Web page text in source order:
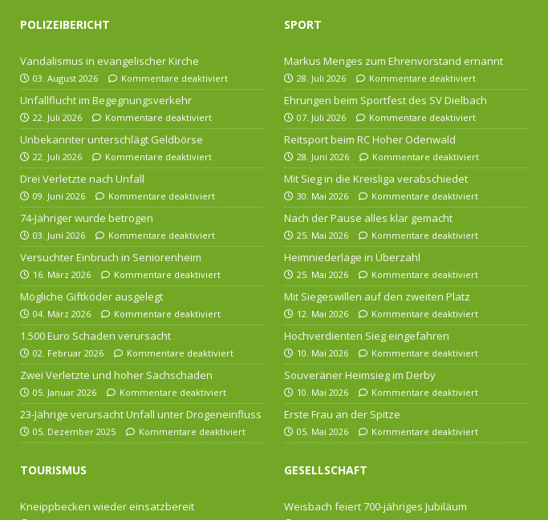
POLIZEIBERICHT
Vandalismus in evangelischer Kirche
03. August 2026 Kommentare deaktiviert
Unfallflucht im Begegnungsverkehr
22. Juli 2026 Kommentare deaktiviert
Unbekannter unterschlägt Geldbörse
22. Juli 2026 Kommentare deaktiviert
Drei Verletzte nach Unfall
09. Juni 2026 Kommentare deaktiviert
74-Jähriger wurde betrogen
03. Juni 2026 Kommentare deaktiviert
Versuchter Einbruch in Seniorenheim
16. März 2026 Kommentare deaktiviert
Mögliche Giftköder ausgelegt
04. März 2026 Kommentare deaktiviert
1.500 Euro Schaden verursacht
02. Februar 2026 Kommentare deaktiviert
Zwei Verletzte und hoher Sachschaden
05. Januar 2026 Kommentare deaktiviert
23-Jährige verursacht Unfall unter Drogeneinfluss
05. Dezember 2025 Kommentare deaktiviert
TOURISMUS
Kneippbecken wieder einsatzbereit
SPORT
Markus Menges zum Ehrenvorstand ernannt
28. Juli 2026 Kommentare deaktiviert
Ehrungen beim Sportfest des SV Dielbach
07. Juli 2026 Kommentare deaktiviert
Reitsport beim RC Hoher Odenwald
28. Juni 2026 Kommentare deaktiviert
Mit Sieg in die Kreisliga verabschiedet
30. Mai 2026 Kommentare deaktiviert
Nach der Pause alles klar gemacht
25. Mai 2026 Kommentare deaktiviert
Heimniederlage in Überzahl
25. Mai 2026 Kommentare deaktiviert
Mit Siegeswillen auf den zweiten Platz
12. Mai 2026 Kommentare deaktiviert
Hochverdienten Sieg eingefahren
10. Mai 2026 Kommentare deaktiviert
Souveräner Heimsieg im Derby
10. Mai 2026 Kommentare deaktiviert
Erste Frau an der Spitze
05. Mai 2026 Kommentare deaktiviert
GESELLSCHAFT
Weisbach feiert 700-jähriges Jubiläum